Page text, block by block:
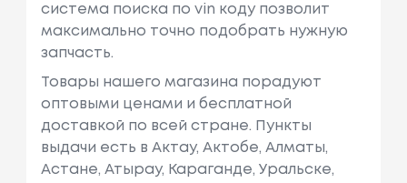
система поиска по vin коду позволит
максимально точно подобрать нужную
запчасть.
Товары нашего магазина порадуют
оптовыми ценами и бесплатной
доставкой по всей стране. Пункты
выдачи есть в Актау, Актобе, Алматы,
Астане, Атырау, Караганде, Уральске,